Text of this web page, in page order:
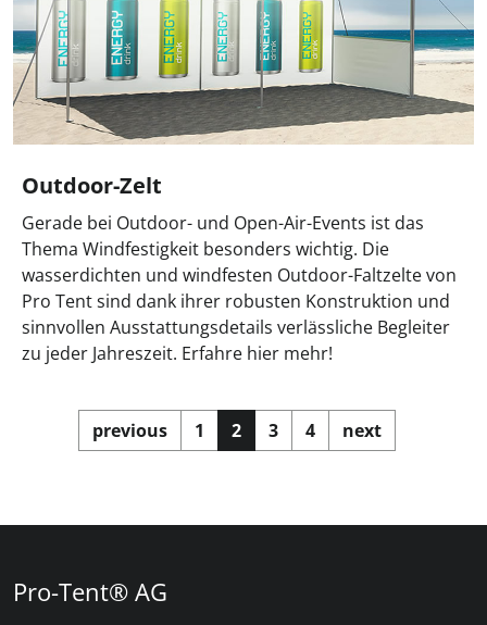
Outdoor-Zelt
Gerade bei Outdoor- und Open-Air-Events ist das
Thema Windfestigkeit besonders wichtig. Die
wasserdichten und windfesten Outdoor-Faltzelte von
Pro Tent sind dank ihrer robusten Konstruktion und
sinnvollen Ausstattungsdetails verlässliche Begleiter
zu jeder Jahreszeit. Erfahre hier mehr!
previous 1 2 3 4 next
Pro-Tent® AG